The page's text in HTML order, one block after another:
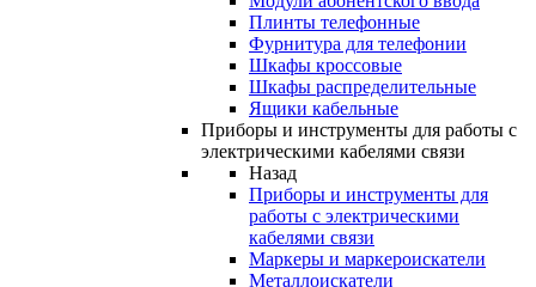
Плинты телефонные
Фурнитура для телефонии
Шкафы кроссовые
Шкафы распределительные
Ящики кабельные
Приборы и инструменты для работы с
электрическими кабелями связи
Назад
Приборы и инструменты для
работы с электрическими
кабелями связи
Маркеры и маркероискатели
Металлоискатели